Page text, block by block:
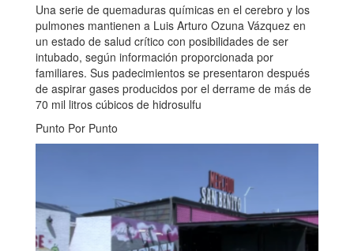
Una serie de quemaduras químicas en el cerebro y los
pulmones mantienen a Luis Arturo Ozuna Vázquez en
un estado de salud crítico con posibilidades de ser
intubado, según información proporcionada por
familiares. Sus padecimientos se presentaron después
de aspirar gases producidos por el derrame de más de
70 mil litros cúbicos de hidrosulfu
Punto Por Punto